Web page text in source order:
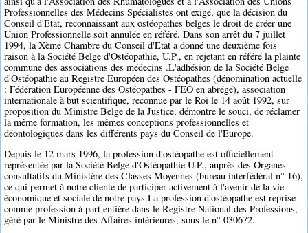
Professionnelles des Médecins Spécialistes ont exigé, que la décision du
Conseil d'Etat, reconnaissant aux ostéopathes belges le droit de créer une
Union Professionnelle soit annulée en référé. Dans son arrêt du 7 juillet
1994, la Xème Chambre du Conseil d'Etat a donné une deuxième fois
raison à la Société Belge d'Ostéopathie, U.P., en rejetant en référé la plainte
commune des associations des médecins .L'adhésion de la Société Belge
d'Ostéopathie au Registre Européen des Ostéopathes (dénomination actuelle
: Fédération Européenne des Ostéopathes - FEO en abrégé), association
internationale à but scientifique, reconnue par le Roi le 14 août 1992, sur
proposition du Ministre Belge de la Justice, démontre le souci, de réclamer
la même formation, les mêmes conceptions professionnelles et
déontologiques dans les différents pays du Conseil de l'Europe.
Depuis le 12 mars 1996, la profession d'ostéopathe est officiellement
représentée par la Société Belge d'Ostéopathie U.P., auprès des Organes
consultatifs du Ministère des Classes Moyennes (bureau interfédéral n° 16),
ce qui permet à notre cliente de participer activement à l'avenir de la vie
économique et sociale de notre pays.La profession d'ostéopathe est reprise
comme profession à part entière dans le Registre National des Professions,
géré par le Ministre des Affaires intérieures, sous le n° 030672.